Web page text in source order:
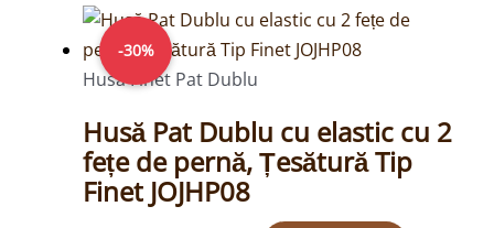
-30%
Husa Finet Pat Dublu
Husă Pat Dublu cu elastic cu 2
fețe de pernă, Țesătură Tip
Finet JOJHP08
Prețul
inițial
a
99,00lei.
Prețul
curent
este: